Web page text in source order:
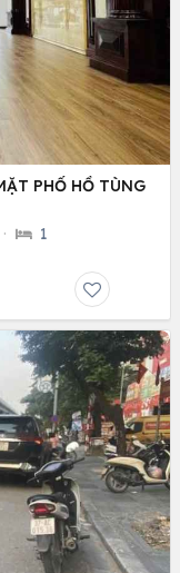
PHỐ HỒ TÙNG
· 1